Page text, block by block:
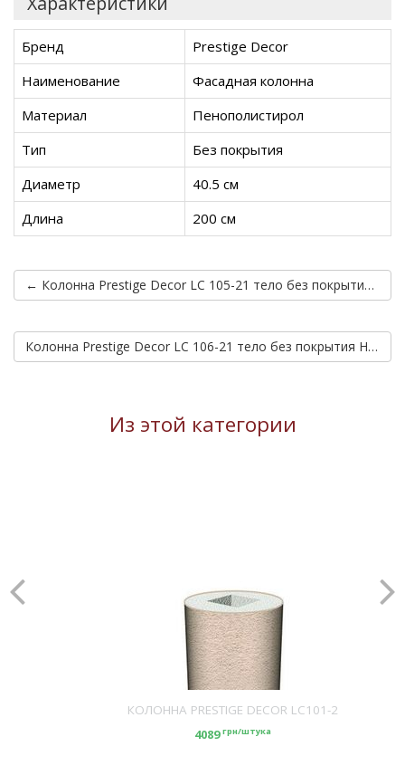
Бренд
Prestige Decor
Наименование
Фасадная колонна
Материал
Пенополистирол
Тип
Без покрытия
Диаметр
40.5 см
Длина
200 см
← Колонна Prestige Decor LC 105-21 тело без покрытия Half (2.00м)
Колонна Prestige Decor LC 106-21 тело без покрытия Half (2.00м) →
Из этой категории
КОЛОННА PRESTIGE DECOR LC101-2
4089грн/штука